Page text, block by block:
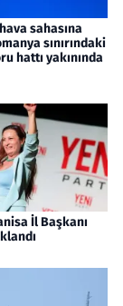
sahasına
sınırındaki
hattı yakınında
İl Başkanı